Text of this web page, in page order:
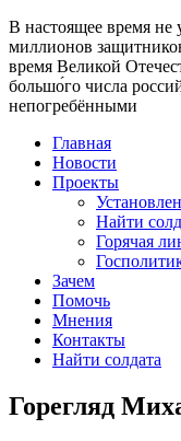
В настоящее время не
миллионов
время Великой
большо́го числа
непогребёнными
Главная
Новости
Проекты
Найти
Горячая
Зачем
Помочь
Мнения
Контакты
Найти солдата
Горегляд